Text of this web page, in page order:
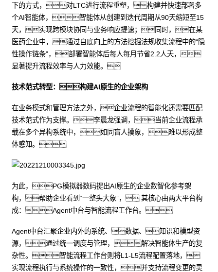
下的方式，对LTC进行流程重塑，构建并快速部署多
个AI智能体，智能体从创建到迭代周期从90天缩短至15
天，实现跨模块协同与业务响应提速；同时，在某
医药企业中，通过自底向上的方法挖掘法规收集流程中的“隐
性操作链条”，部署智能体后每人每月节省2.2人天，
显著提升流程效率与人力效能。
技术范式转型：构建AI原生的企业架构
在业务模式和管理方法之外，企业流程的智能化还需要匹配
技术范式作为支撑。李晨龙强调，当前企业流程承
载在多个异构系统中，如同盲人摸象，难以形成整
体感知。
为此，PG模拟器数码提出AI原生的企业数智化参考架
构，帮助企业看到“一整头大象”， 其核心由两大平台构
成：Agent中台与智能流程工作台。
Agent中台汇聚企业内外的系统、数据、知识和模型资
源，通过统一调度与管理，解决智能体生产的复
杂性。智能流程工作台则将L1-L5流程配置落地，
实现流程执行与系统操作的一致性，并支持流程变更的灵